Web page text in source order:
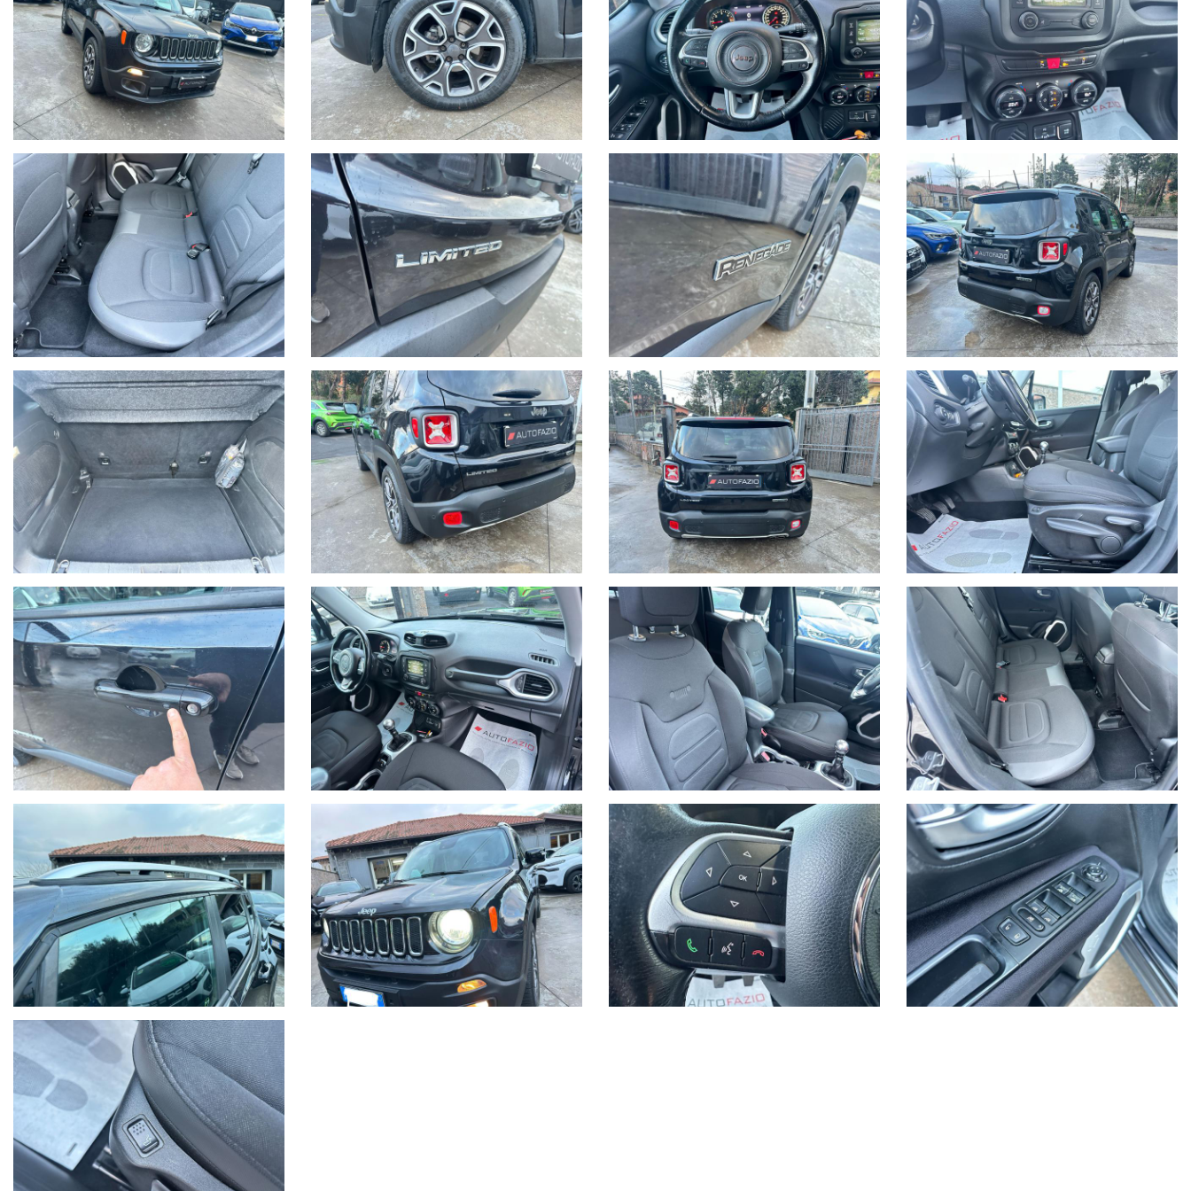
REVISIONE DEL VEICOLO GRATUITA
RICARICA ARIA CONDIZIONATA
LAVAGGIO E SANIFICAZIONE DELL'ABITACOLO
POSSIBILITA' DI FINANZIAMENTO AGEVOLATO ANCHE SENZA ANTICIPO E SENZA BUSTA PAGA
E per chi ci viene a trovare da fuori Sicilia servizio taxi gratuito da aeroporto o stazione.
Scopri le nostre offerte sul nostro sito web AUTOFAZIO o Seguici su
Facebook, Instagram e TikTok mettendo il mi piace alla pagina "AUTOFAZIO"
AUTOFAZIO e Partner di CONFORMGEST SPA e Con il marchio
Acquisto Sicuro scegli un auto conforme e garantito! Visita il sito
web CONFORMGEST alla sezione
Acquista Sicuro per conoscere TUTTI I VANTAGGI